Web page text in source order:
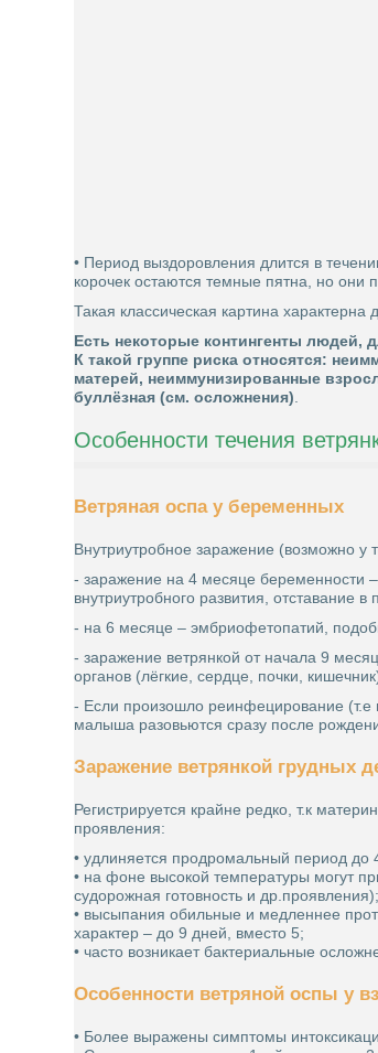
• Период выздоровления длится в
корочек остаются темные пятна, но они
Такая классическая картина
Есть некоторые контингенты людей,
К такой группе риска относятся:
матерей, неиммунизированные
буллёзная (см. осложнения)
Особенности течения
Ветряная оспа у беременных
Внутриутробное заражение (возможно
- заражение на 4 месяце беременности
внутриутробного развития, отставание
- на 6 месяце – эмбриофетопатий,
- заражение ветрянкой от начала 9
органов (лёгкие, сердце, почки,
- Если произошло реинфецирование (т.е
малыша разовьются сразу после
Заражение ветрянкой грудных
Регистрируется крайне редко, т.к
проявления:
• удлиняется продромальный период
• на фоне высокой температуры могут
судорожная готовность и др.проявления);
• высыпания обильные и медленнее
характер – до 9 дней, вместо 5;
• часто возникает бактериальные
Особенности ветряной оспы у
• Более выражены симптомы